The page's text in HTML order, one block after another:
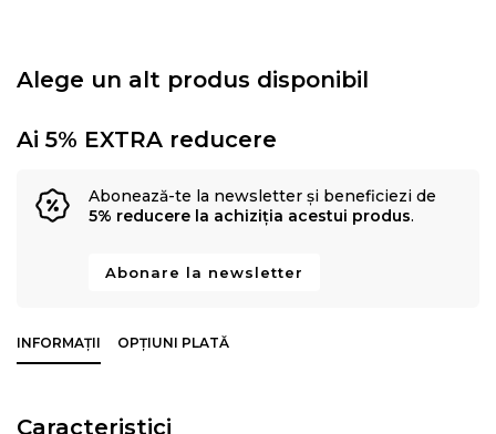
Alege un alt produs disponibil
Ai 5% EXTRA reducere
Abonează-te la newsletter și beneficiezi de
5% reducere la achiziția acestui produs.
Abonare la newsletter
INFORMAȚII OPȚIUNI PLATĂ
Caracteristici